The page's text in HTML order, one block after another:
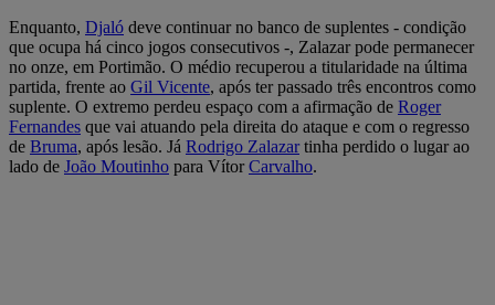
Enquanto, Djaló deve continuar no banco de suplentes - condição
que ocupa há cinco jogos consecutivos -, Zalazar pode permanecer
no onze, em Portimão. O médio recuperou a titularidade na última
partida, frente ao Gil Vicente, após ter passado três encontros como
suplente. O extremo perdeu espaço com a afirmação de Roger
Fernandes que vai atuando pela direita do ataque e com o regresso
de Bruma, após lesão. Já Rodrigo Zalazartinha perdido o lugar ao
lado de João Moutinho para VítorCarvalho.